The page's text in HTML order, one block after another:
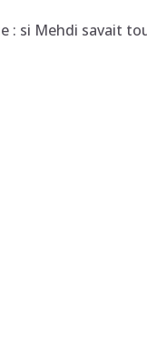
: si Mehdi savait